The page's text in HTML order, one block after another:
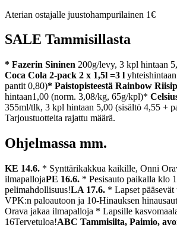
Aterian ostajalle juustohampurilainen 1€
SALE Tammisillasta
* Fazerin Sininen 200g/levy, 3 kpl hintaan
Coca Cola 2-pack 2 x 1,5l =3 l
pantit 0,80)* Paistopisteestä Rainbow
hintaan1,00 (norm. 3,08/kg, 65g/kpl)*
355ml/tlk, 3 kpl hintaan 5,00 (sisältö 4,55 +
Tarjoustuotteita rajattu määrä.
Ohjelmassa mm.
KE 14.6. * Synttärikakkua kaikille, Onni
ilmapallojaPE 16.6. * Pesisauto paikalla klo
pelimahdollisuus!LA 17.6. * Lapset
VPK:n paloautoon ja 10-Hinauksen
Orava jakaa ilmapalloja * Lapsille
16Tervetuloa!ABC Tammisilta, Paimio,